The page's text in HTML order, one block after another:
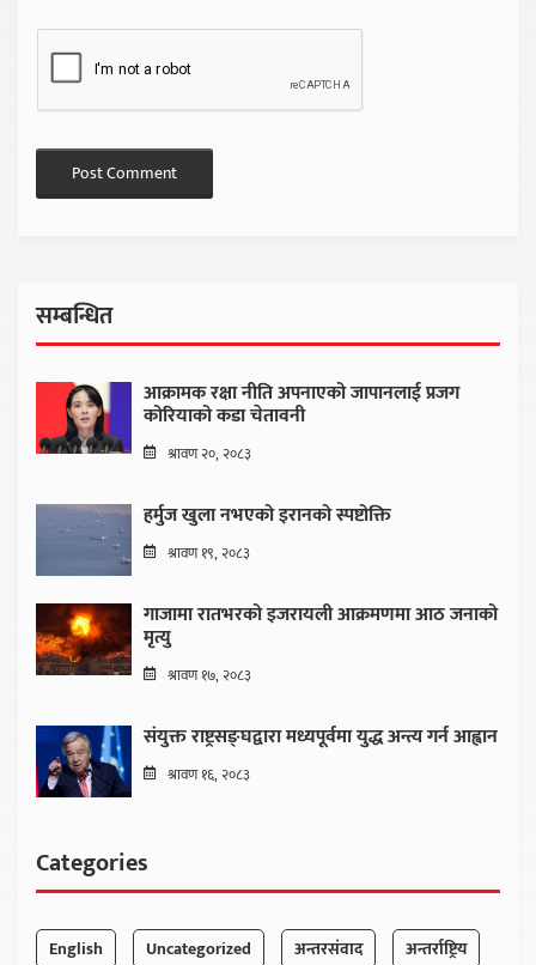
सम्बन्धित
आक्रामक रक्षा नीति अपनाएको जापानलाई प्रजग
कोरियाको कडा चेतावनी
श्रावण २०, २०८३
हर्मुज खुला नभएको इरानको स्पष्टोक्ति
श्रावण १९, २०८३
गाजामा रातभरको इजरायली आक्रमणमा आठ जनाको
मृत्यु
श्रावण १७, २०८३
संयुक्त राष्ट्रसङ्घद्वारा मध्यपूर्वमा युद्ध अन्त्य गर्न आह्वान
श्रावण १६, २०८३
Categories
English Uncategorized अन्तरसंवाद
अन्तर्राष्ट्रिय